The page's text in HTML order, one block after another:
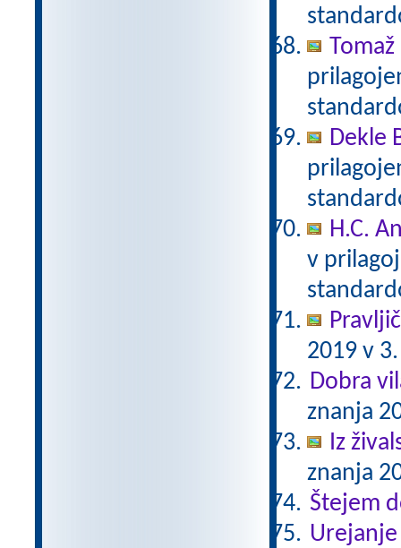
Dekle
H.C.
v
2019 v
Dobra
znanja
Iz
znanja
Štejem